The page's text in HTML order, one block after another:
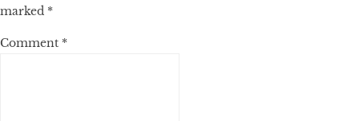
marked *
Comment *